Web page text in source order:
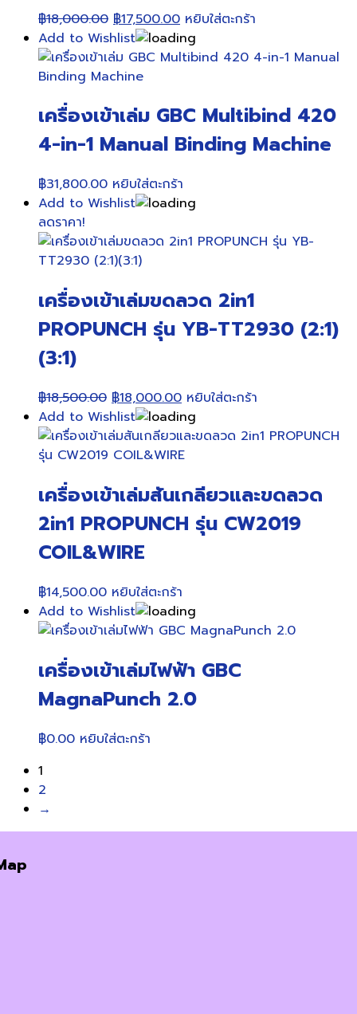
฿18,000.00 Original
price
was:
฿18,000.00.
฿17,500.00Current
price
is:
หยิบใส่ตะกร้า
Add to Wishlist
เครื่องเข้าเล่ม GBC Multibind 420
4-in-1 Manual Binding Machine
฿31,800.00 หยิบใส่ตะกร้า
Add to Wishlist
ลดราคา!
เครื่องเข้าเล่มขดลวด 2in1
PROPUNCH รุ่น YB-TT2930 (2:1)
(3:1)
฿18,500.00 Original
price
was:
฿18,500.00.
฿18,000.00Current
price
is:
฿18,000.00.
หยิบใส่ตะกร้า
Add to Wishlist
เครื่องเข้าเล่มสันเกลียวและขดลวด
2in1 PROPUNCH รุ่น CW2019
COIL&WIRE
฿14,500.00 หยิบใส่ตะกร้า
Add to Wishlist
เครื่องเข้าเล่มไฟฟ้า GBC
MagnaPunch 2.0
฿0.00 หยิบใส่ตะกร้า
1
2
→